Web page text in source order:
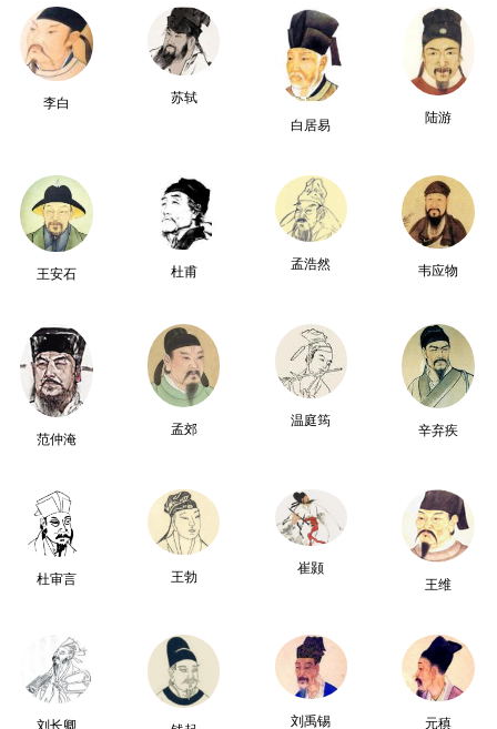
李白
苏轼
白居易
陆游
王安石 杜甫
孟浩然 韦应物
范仲淹
孟郊
温庭筠
辛弃疾
杜审言 王勃
崔颢
王维
刘长卿 刘禹锡 元稹